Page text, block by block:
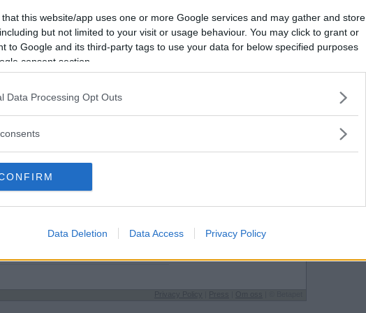
that this website/app uses one or more Google services and may gather and store
but not limited to your visit or usage behaviour. You may click to grant or
to Google and its third-party tags to use your data for below specified purposes
consent section.
Data Processing Opt Outs
Data Deletion Data Access Privacy Policy
Avbrutna
135
Oavgjorda
70
Jag äter
Mat
Svåranalyserad
Y
Vill du bli
medlem?